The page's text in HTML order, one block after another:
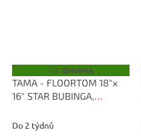
Z
D
A
R
ZDARMA
TAMA - FLOORTOM 18"x
16" STAR BUBINGA,
TBF1816S-LNTI
Do 2 týdnů